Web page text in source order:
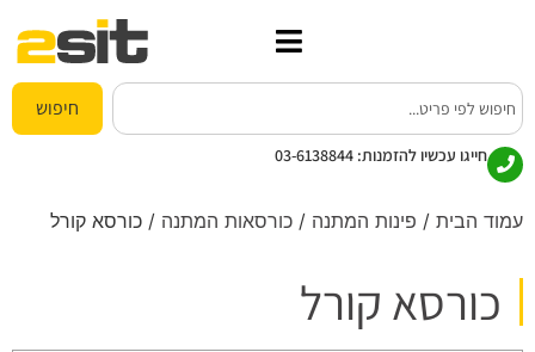
חיפוש
חייגו עכשיו להזמנות: 03-6138844
עמוד הבית / פינות המתנה / כורסאות המתנה / כורסא קורל
כורסא קורל